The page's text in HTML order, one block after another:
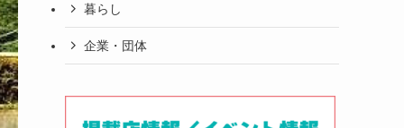
暮らし
企業・団体